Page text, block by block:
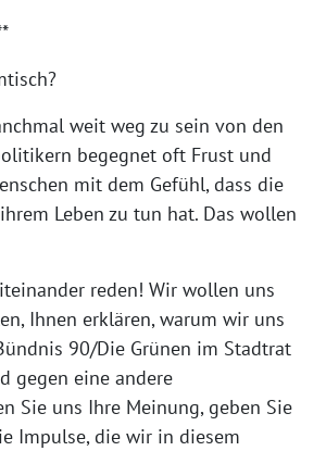
weit weg zu sein von den
begegnet oft Frust und
mit dem Gefühl, dass die
Leben zu tun hat. Das wollen
reden! Wir wollen uns
Ihnen erklären, warum wir uns
90/Die Grünen im Stadtrat
gegen eine andere
Sie uns Ihre Meinung, geben Sie
Impulse, die wir in diesem